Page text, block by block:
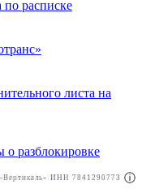
ИНН: 7708095468
расписке
листа на
разблокировке
ИНН 7841290773